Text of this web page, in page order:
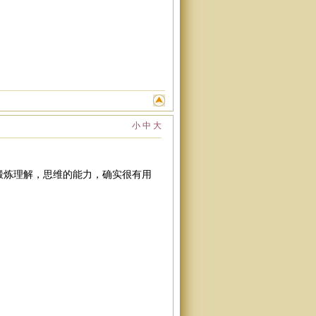
小 中 大
理解，思维的能力，确实很有用